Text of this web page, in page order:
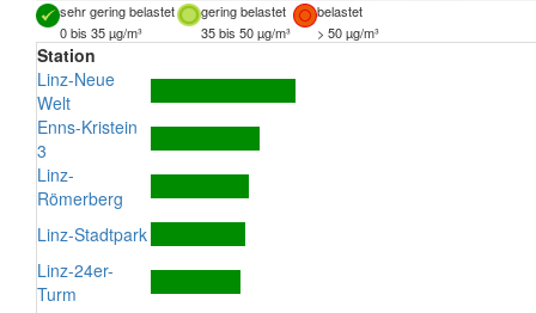
sehr gering belastet gering belastet
belastet
0 bis 35 µg/m³
35 bis 50 µg/m³ > 50 µg/m³
Station
Linz-Neue
Welt
Enns-Kristein
3
Linz-
Römerberg
Linz-Stadtpark
Linz-24er-
Turm